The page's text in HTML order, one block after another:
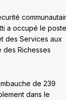
a occupé le poste
des Services aux
des Richesses
de 239
dans le